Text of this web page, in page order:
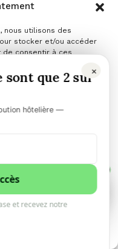
nous utilisons des
stocker et/ou accéder
de consentir à ces
des données telles que le
sur ce site. Le fait
peut avoir un
et fonctions.
×
sont que 2 sur
hôtelière —
et recevez notre